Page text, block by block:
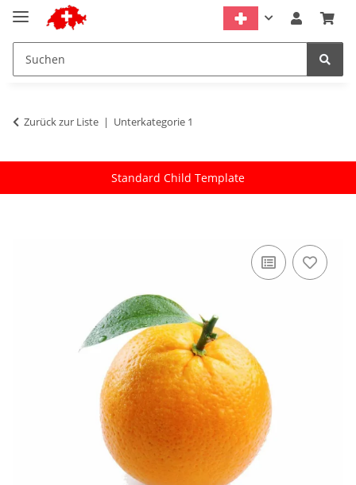
Zurück zur Liste Unterkategorie 1
Standard Child Template